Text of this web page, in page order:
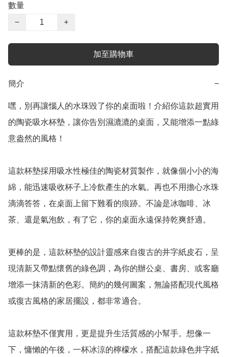
數量
−
+
加至購物車
簡介 −
嘿，別再讓惱人的水珠毀了你的桌面啦！介紹你這款超實用
的陶瓷吸水杯墊，讓你告別濕漉漉的桌面，又能增添一點綠
意盎然的風格！
這款杯墊採用吸水性極佳的陶瓷材質製作，就像個小小的海
綿，能迅速吸收杯子上冷飲產生的水氣。再也不用擔心水珠
滴滴答答，在桌面上留下難看的痕跡。不論是冰咖啡、冰
茶、還是氣泡飲，有了它，你的桌面永遠保持乾爽舒適。
更棒的是，這款杯墊的設計靈感來自復古的井字紙皮石，呈
現清新又帶點懷舊的綠色調，為你的辦公桌、書房、或客廳
增添一抹清新的色彩。簡約的幾何圖案，無論搭配現代風格
或復古風格的家居擺設，都非常適合。
這款杯墊不僅實用，更是提升生活質感的小幫手。想像一
下，慵懶的午後，一杯冰涼的檸檬水，搭配這款綠色井字紙